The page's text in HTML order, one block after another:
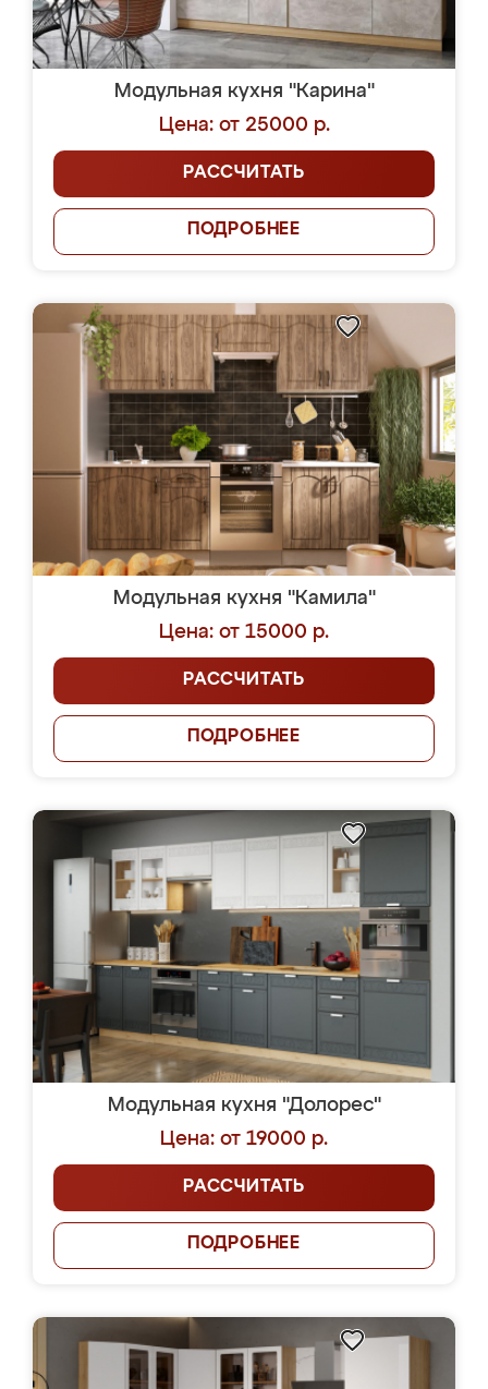
Модульная кухня "Карина"
Цена: от 25000 р.
РАССЧИТАТЬ
ПОДРОБНЕЕ
Модульная кухня "Камила"
Цена: от 15000 р.
РАССЧИТАТЬ
ПОДРОБНЕЕ
Модульная кухня "Долорес"
Цена: от 19000 р.
РАССЧИТАТЬ
ПОДРОБНЕЕ